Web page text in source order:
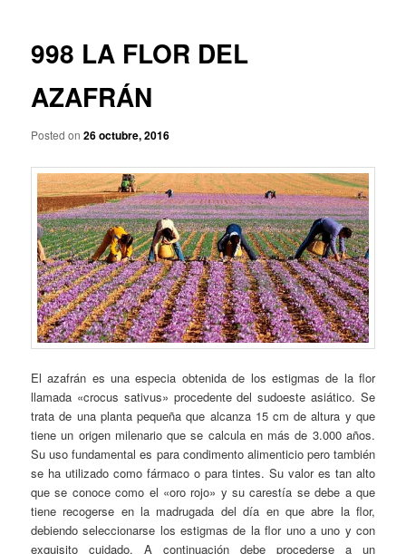
g
d
e
e
n
t
r
a
d
a
s
998 LA FLOR DEL
AZAFRÁN
Posted on26 octubre, 2016
El azafrán es una especia obtenida de los estigmas de la flor
llamada «crocus sativus» procedente del sudoeste asiático. Se
trata de una planta pequeña que alcanza 15 cm de altura y que
tiene un origen milenario que se calcula en más de 3.000 años.
Su uso fundamental es para condimento alimenticio pero también
se ha utilizado como fármaco o para tintes. Su valor es tan alto
que se conoce como el «oro rojo» y su carestía se debe a que
tiene recogerse en la madrugada del día en que abre la flor,
debiendo seleccionarse los estigmas de la flor uno a uno y con
exquisito cuidado. A continuación debe procederse a un